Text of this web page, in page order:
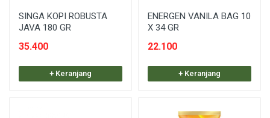
SINGA KOPI ROBUSTA
JAVA 180 GR
35.400
+ Keranjang
ENERGEN VANILA BAG 10
X 34 GR
22.100
+ Keranjang